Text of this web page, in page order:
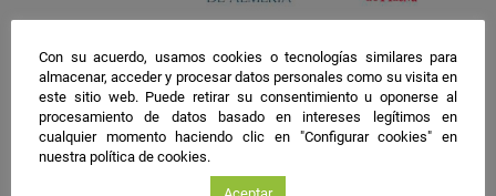
Con su acuerdo, usamos cookies o tecnologías similares para
almacenar, acceder y procesar datos personales como su visita en
este sitio web. Puede retirar su consentimiento u oponerse al
procesamiento de datos basado en intereses legítimos en
cualquier momento haciendo clic en "Configurar cookies" en
nuestra política de cookies.